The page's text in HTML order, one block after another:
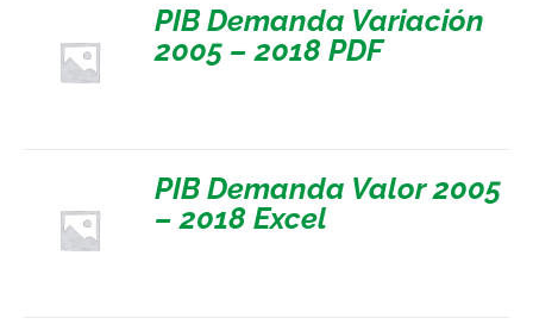
PIB Demanda Variación
2005 – 2018 PDF
PIB Demanda Valor 2005
– 2018 Excel